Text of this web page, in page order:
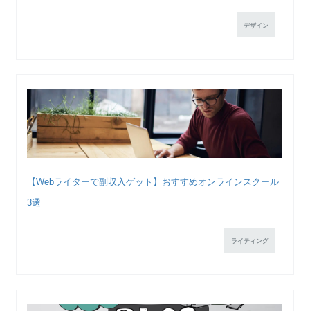
デザイン
【Webライターで副収入ゲット】おすすめオンラインスクール
3選
ライティング